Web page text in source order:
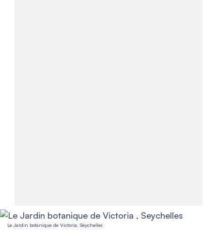
Le Jardin botanique de Victoria, Seychelles